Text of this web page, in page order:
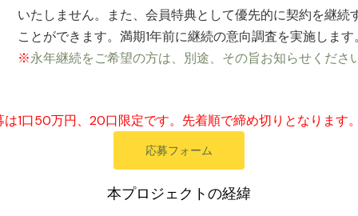
いたしません。また、会員特典として優先的に契約を継続
ことができます。満期1年前に継続の意向調査を実施します。
※永年継続をご希望の方は、別途、その旨お知らせください
は1口50万円、20口限定です。先着順で締め切りとなります。
応募フォーム
本プロジェクトの経緯